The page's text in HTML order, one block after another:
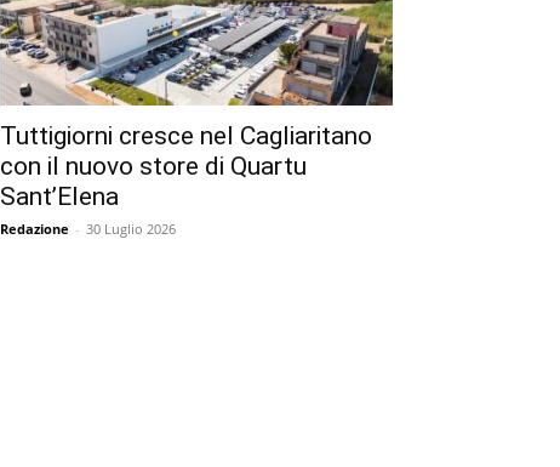
Tuttigiorni cresce nel Cagliaritano
con il nuovo store di Quartu
Sant’Elena
Redazione - 30 Luglio 2026